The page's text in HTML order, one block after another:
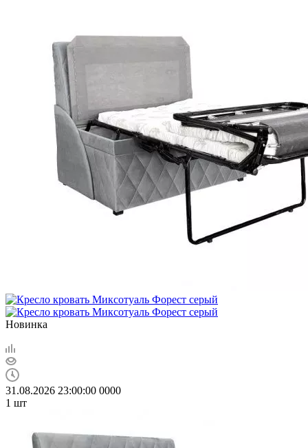
Новинка
31.08.2026 23:00:00 0000
1 шт